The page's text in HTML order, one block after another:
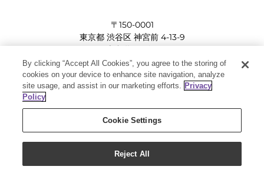
〒150-0001
東京都 渋谷区 神宮前 4-13-9
表参道LHビル
Copyright 2019 - Young Living Essential Oils | All Rights Reserved
By clicking “Accept All Cookies”, you agree to the storing of
cookies on your device to enhance site navigation, analyze
site usage, and assist in our marketing efforts. Privacy
Policy
Cookie Settings
Reject All